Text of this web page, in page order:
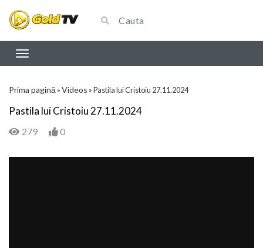
Prima pagină »Videos »Pastila lui Cristoiu 27.11.2024
Pastila lui Cristoiu 27.11.2024
279 0